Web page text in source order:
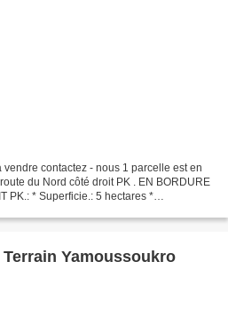
- nous 1 parcelle est en
du Nord côté droit PK . EN BORDURE
PK.: * Superficie.: 5 hectares *
Yamoussoukro